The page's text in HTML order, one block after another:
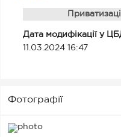
Дата модифікації у
11.03.2024 16:47
Фотографії